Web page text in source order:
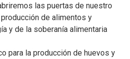
las puertas de nuestro
de alimentos y
y de la soberanía alimentaria
para la producción de huevos y